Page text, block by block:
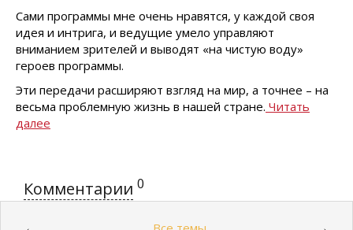
Сами программы мне очень нравятся, у каждой своя
идея и интрига, и ведущие умело управляют
вниманием зрителей и выводят «на чистую воду»
героев программы.
Эти передачи расширяют взгляд на мир, а точнее – на
весьма проблемную жизнь в нашей стране. Читать
далее
Комментарии 0